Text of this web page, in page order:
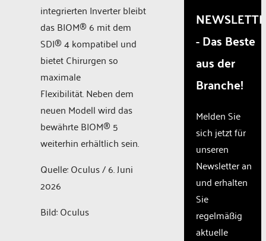
integrierten Inverter bleibt
das BIOM® 6 mit dem
SDI® 4 kompatibel und
bietet Chirurgen so
maximale
Flexibilität. Neben dem
neuen Modell wird das
bewährte BIOM® 5
weiterhin erhältlich sein.
Quelle: Oculus / 6. Juni
2026
Bild: Oculus
that
are
not
disclosed
to the
The
owner
needs
to
setup
the
site
with
CMP
to add
- Das Beste
aus der
Branche!
Melden Sie
sich jetzt für
unseren
Newsletter an
und erhalten
Sie
regelmäßig
aktuelle